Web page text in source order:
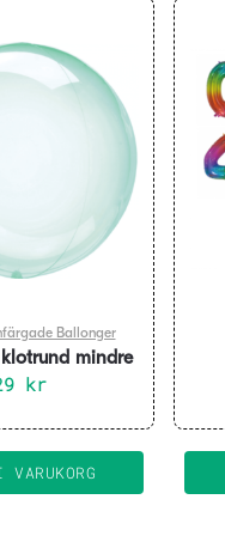
Ballonger
mindre
– grön
kr